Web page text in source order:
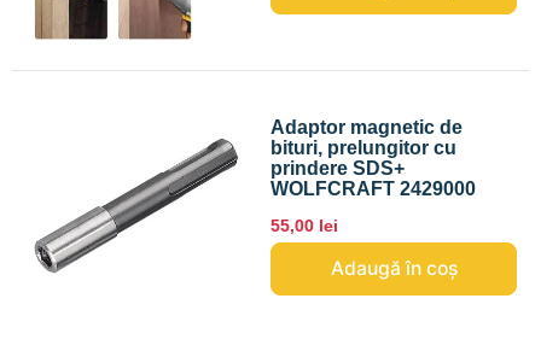
Adaptor magnetic de
bituri, prelungitor cu
prindere SDS+
WOLFCRAFT 2429000
55,00 lei
Adaugă în coș